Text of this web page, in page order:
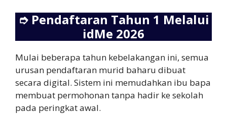
➮ Pendaftaran Tahun 1 Melalui
idMe 2026
Mulai beberapa tahun kebelakangan ini, semua
urusan pendaftaran murid baharu dibuat
secara digital. Sistem ini memudahkan ibu bapa
membuat permohonan tanpa hadir ke sekolah
pada peringkat awal.